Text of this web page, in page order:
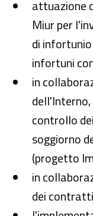
attuazione
Miur per
di
infortuni
in
controllo
soggiorno
(progetto
in
dei